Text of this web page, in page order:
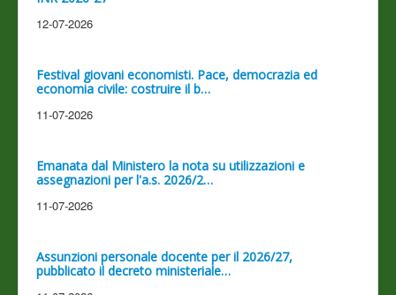
12-07-2026
Festival giovani economisti. Pace, democrazia ed
economia civile: costruire il b…
11-07-2026
Emanata dal Ministero la nota su utilizzazioni e
assegnazioni per l'a.s. 2026/2…
11-07-2026
Assunzioni personale docente per il 2026/27,
pubblicato il decreto ministeriale…